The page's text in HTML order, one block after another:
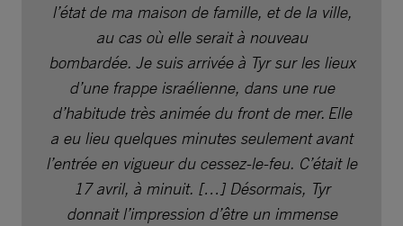
l’état de ma maison de famille, et de la ville,
au cas où elle serait à nouveau
bombardée. Je suis arrivée à Tyr sur les lieux
d’une frappe israélienne, dans une rue
d’habitude très animée du front de mer. Elle
a eu lieu quelques minutes seulement avant
l’entrée en vigueur du cessez-le-feu. C’était le
17 avril, à minuit. […] Désormais, Tyr
donnait l’impression d’être un immense